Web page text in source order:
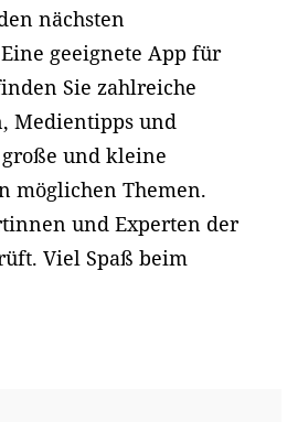
nächsten
geeignete App für
Sie zahlreiche
Medientipps und
und kleine
möglichen Themen.
und Experten der
Viel Spaß beim